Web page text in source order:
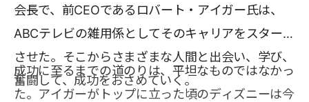
会長で、前CEOであるロバート・アイガー氏は、
ABCテレビの雑用係としてそのキャリアをスタート
させた。そこからさまざまな人間と出会い、学び、
奮闘して、成功をおさめていく。
成功に至るまでの道のりは、平坦なものではなかっ
た。アイガーがトップに立った頃のディズニーは今